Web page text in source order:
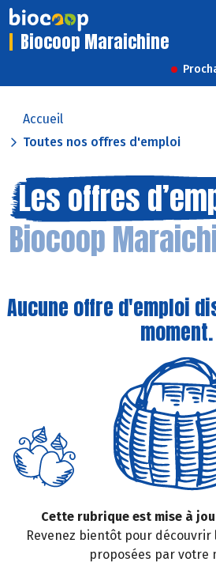
Biocoop Maraichine
Accueil
Toutes nos offres d'emploi
Les offres
Biocoop
Aucune offre d'emploi
moment.
Cette rubrique est mise à
Revenez bientôt pour découvrir
proposées par votre